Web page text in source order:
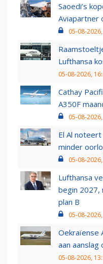
Saoedi’s
Aviapartner
05-08-
Lufthansa
05-08-2026,
Cathay
A350F
05-08-
El Al
minder
05-08-
Lufthansa
begin 2027,
plan B
05-08-
Oekraïense
aan aanslag
05-08-2026,